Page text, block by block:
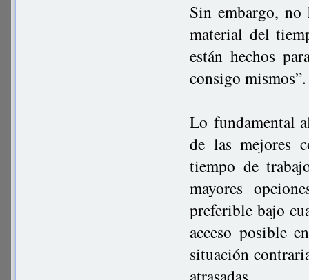
Sin embargo, no
material del
están hechos
consigo
Lo fundamental
de las mejores
tiempo de
mayores
preferible bajo
acceso posible
situación